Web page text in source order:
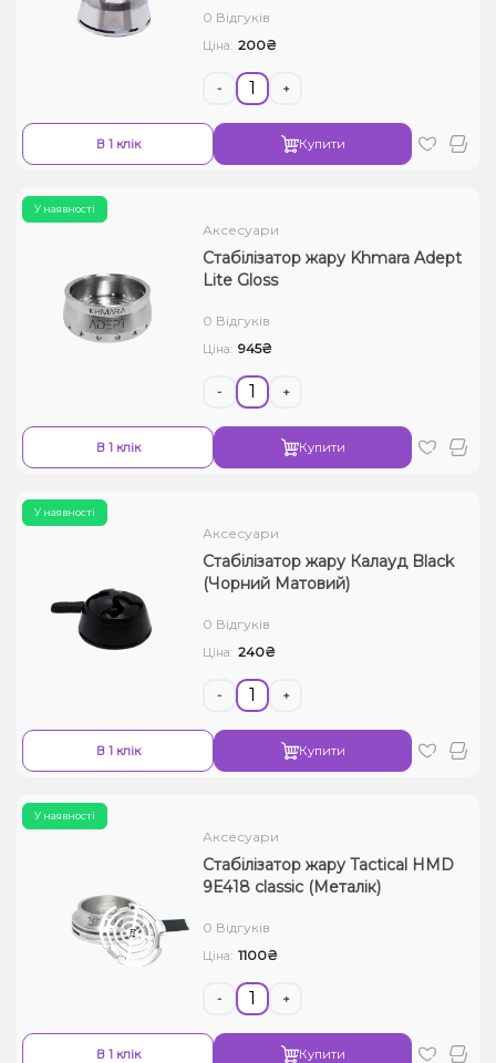
Рідини для електронних сигарет
0 Відгуків
Ціна: 200₴
- +
В 1 клік Купити
У наявності
Аксесуари
Стабілізатор жару Khmara Adept
Lite Gloss
0 Відгуків
Ціна: 945₴
- +
В 1 клік Купити
У наявності
Аксесуари
Стабілізатор жару Калауд Black
(Чорний Матовий)
0 Відгуків
Ціна: 240₴
- +
В 1 клік Купити
У наявності
Аксесуари
Стабілізатор жару Tactical HMD
9E418 classic (Металік)
0 Відгуків
Ціна: 1100₴
- +
В 1 клік Купити